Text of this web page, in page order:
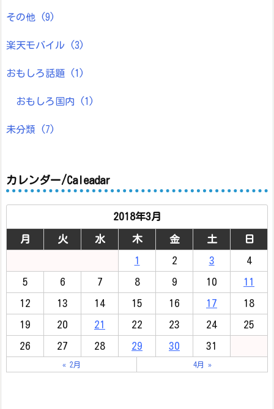
その他 (9)
楽天モバイル (3)
おもしろ話題 (1)
おもしろ国内 (1)
未分類 (7)
カレンダー/Caleadar
2018年3月
月 火 水 木 金 土 日
1 2 3 4
5 6 7 8 9 10 11
12 13 14 15 16 17 18
19 20 21 22 23 24 25
26 27 28 29 30 31
« 2月 4月 »